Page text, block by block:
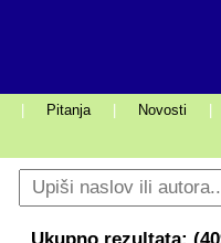
Pitanja Novosti